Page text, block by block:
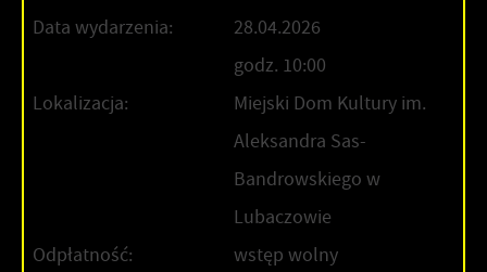
Data wydarzenia:
28.04.2026
godz. 10:00
Lokalizacja:
Miejski Dom Kultury im.
Aleksandra Sas-
Bandrowskiego w
Lubaczowie
Odpłatność:
wstęp wolny